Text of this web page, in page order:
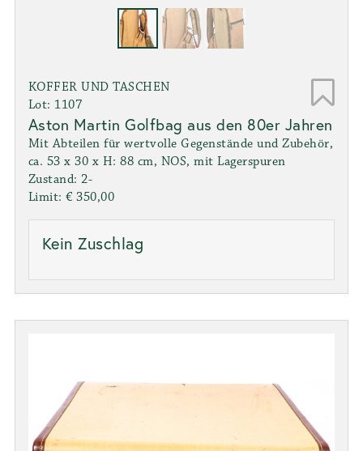
KOFFER UND TASCHEN
Lot: 1107
Aston Martin Golfbag aus den 80er Jahren
Mit Abteilen für wertvolle Gegenstände und Zubehör,
ca. 53 x 30 x H: 88 cm, NOS, mit Lagerspuren
Zustand: 2-
Limit: € 350,00
Kein Zuschlag